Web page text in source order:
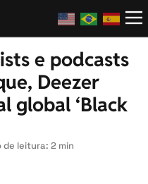
e podcasts
Deezer
global ‘Black
de leitura: 2 min